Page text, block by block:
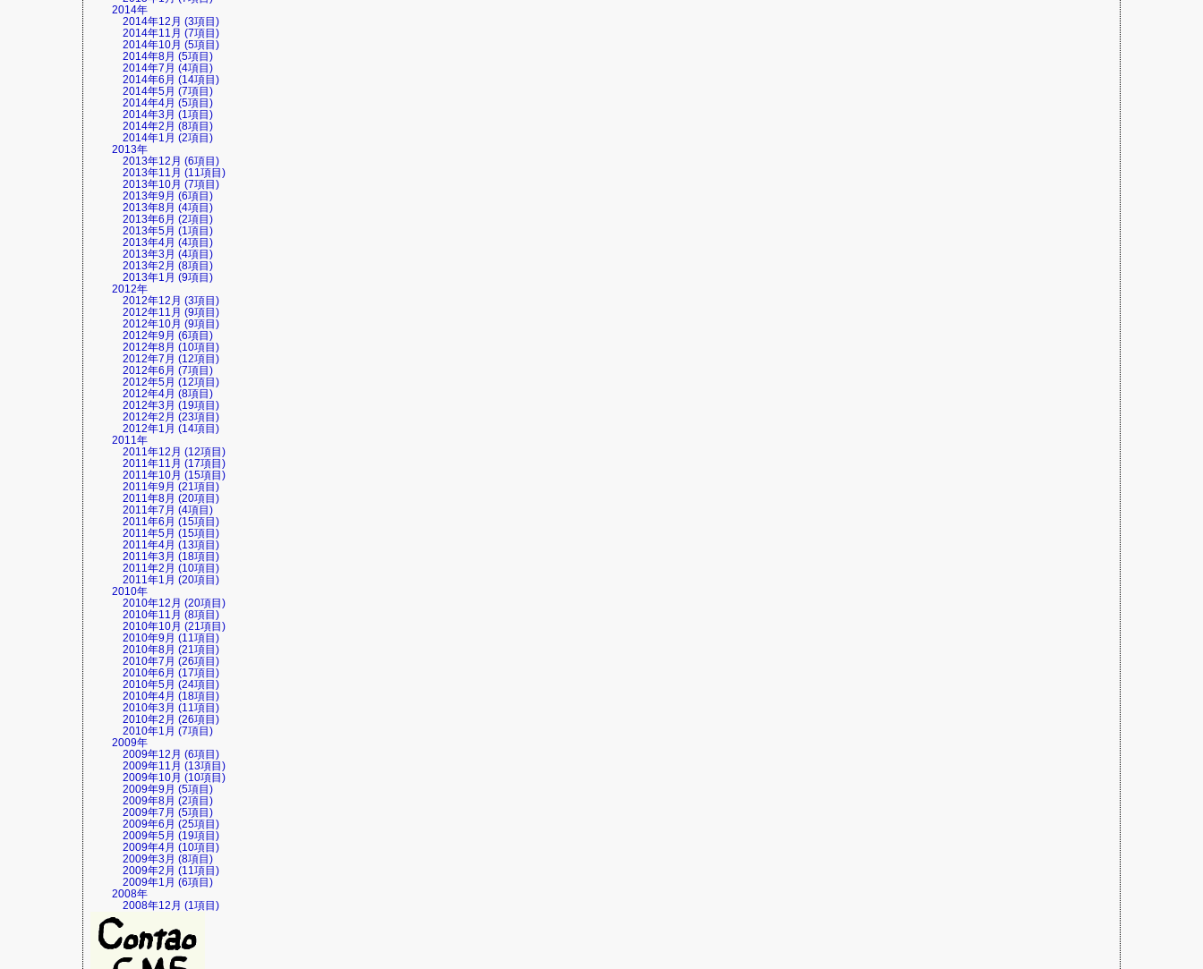
2014年
2014年12月 (3項目)
2014年11月 (7項目)
2014年10月 (5項目)
2014年8月 (5項目)
2014年7月 (4項目)
2014年6月 (14項目)
2014年5月 (7項目)
2014年4月 (5項目)
2014年3月 (1項目)
2014年2月 (8項目)
2014年1月 (2項目)
2013年
2013年12月 (6項目)
2013年11月 (11項目)
2013年10月 (7項目)
2013年9月 (6項目)
2013年8月 (4項目)
2013年6月 (2項目)
2013年5月 (1項目)
2013年4月 (4項目)
2013年3月 (4項目)
2013年2月 (8項目)
2013年1月 (9項目)
2012年
2012年12月 (3項目)
2012年11月 (9項目)
2012年10月 (9項目)
2012年9月 (6項目)
2012年8月 (10項目)
2012年7月 (12項目)
2012年6月 (7項目)
2012年5月 (12項目)
2012年4月 (8項目)
2012年3月 (19項目)
2012年2月 (23項目)
2012年1月 (14項目)
2011年
2011年12月 (12項目)
2011年11月 (17項目)
2011年10月 (15項目)
2011年9月 (21項目)
2011年8月 (20項目)
2011年7月 (4項目)
2011年6月 (15項目)
2011年5月 (15項目)
2011年4月 (13項目)
2011年3月 (18項目)
2011年2月 (10項目)
2011年1月 (20項目)
2010年
2010年12月 (20項目)
2010年11月 (8項目)
2010年10月 (21項目)
2010年9月 (11項目)
2010年8月 (21項目)
2010年7月 (26項目)
2010年6月 (17項目)
2010年5月 (24項目)
2010年4月 (18項目)
2010年3月 (11項目)
2010年2月 (26項目)
2010年1月 (7項目)
2009年
2009年12月 (6項目)
2009年11月 (13項目)
2009年10月 (10項目)
2009年9月 (5項目)
2009年8月 (2項目)
2009年7月 (5項目)
2009年6月 (25項目)
2009年5月 (19項目)
2009年4月 (10項目)
2009年3月 (8項目)
2009年2月 (11項目)
2009年1月 (6項目)
2008年
2008年12月 (1項目)